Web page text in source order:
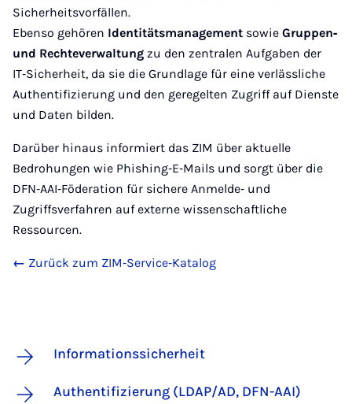
Sicherheitsvorfällen.
Ebenso gehören Identitätsmanagement sowie Gruppen‑
und Rechteverwaltung zu den zentralen Aufgaben der
IT‑Sicherheit, da sie die Grundlage für eine verlässliche
Authentifizierung und den geregelten Zugriff auf Dienste
und Daten bilden.
Darüber hinaus informiert das ZIM über aktuelle
Bedrohungen wie Phishing‑E‑Mails und sorgt über die
DFN‑AAI‑Föderation für sichere Anmelde‑ und
Zugriffsverfahren auf externe wissenschaftliche
Ressourcen.
← Zurück zum ZIM‑Service‑Katalog
Informationssicherheit
Authentifizierung (LD­AP/AD, DFN-AAI)